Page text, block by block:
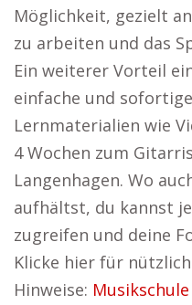
Möglichkeit, gezielt
zu arbeiten und das
Ein weiterer Vorteil
einfache und
Lernmaterialien wie
4 Wochen zum
Langenhagen. Wo
aufhältst, du kannst
zugreifen und deine
Klicke hier für
Hinweise: